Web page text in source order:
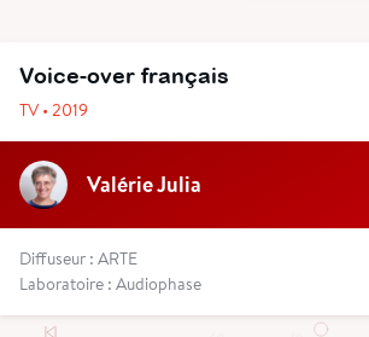
Voice-over français
TV • 2019
Valérie Julia
Diffuseur : ARTE
Laboratoire : Audiophase